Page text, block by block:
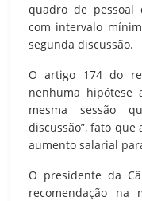
quadro de pessoal
com intervalo
segunda discussão.
O artigo 174 do
nenhuma hipótese
mesma sessão
discussão”, fato
aumento salarial
O presidente da
recomendação na